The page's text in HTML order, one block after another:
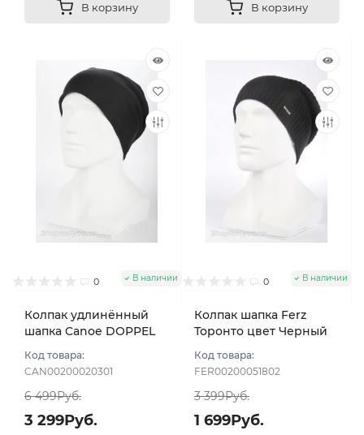
В корзину В корзину
0 В наличии
Колпак удлинённый
шапка Canoe DOPPEL
Код товара:
CAN00200020301
6 499Руб.
3 299Руб.
0 В наличии
Колпак шапка Ferz
Торонто цвет Черный
Код товара:
FER00200051802
3 399Руб.
1 699Руб.